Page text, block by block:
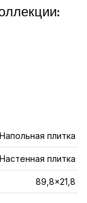
Напольная плитка
Настенная плитка
89,8x21,8